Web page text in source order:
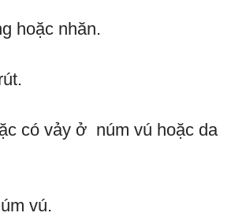
hoặc nhăn.
có vảy ở núm vú hoặc da
vú.